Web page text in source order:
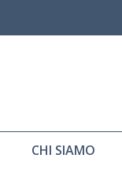
CHI SIAMO